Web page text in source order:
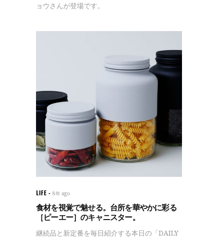
ョウさんが登場です。
LIFE 8年 ago
食材を視覚で魅せる。台所を華やかに彩る
［ピーエー］のキャニスター。
継続品と新定番を毎日紹介する本日の「DAILY